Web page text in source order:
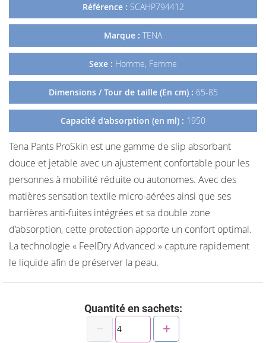
Référence : SCAHP794412
Marque : TENA
Sexe : Homme, Femme
Dimensions / Tour de taille (En cm) : 65-85
Capacité d'absorption (en ml) : 1950
Tena Pants ProSkin est une gamme de slip absorbant
douce et jetable avec un ajustement confortable pour les
personnes à mobilité réduite ou autonomes. Avec des
matières sensation textile micro-aérées ainsi que ses
barrières anti-fuites intégrées et sa double zone
d’absorption, cette protection apporte un confort optimal.
La technologie « FeelDry Advanced » capture rapidement
le liquide afin de préserver la peau.
Quantité en sachets: